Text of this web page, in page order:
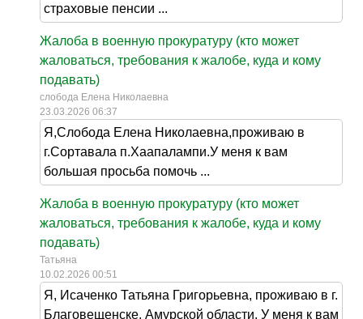
страховые пенсии ...
Жалоба в военную прокуратуру (кто может
жаловаться, требования к жалобе, куда и кому
подавать)
слобода Елена Николаевна
23.03.2026 06:37
Я,Слобода Елена Николаевна,проживаю в
г.Сортавала п.Хаапалампи.У меня к вам
большая просьба помочь ...
Жалоба в военную прокуратуру (кто может
жаловаться, требования к жалобе, куда и кому
подавать)
Татьяна
10.02.2026 00:51
Я, Исаченко Татьяна Григорьевна, проживаю в г.
Благовещенске, Амурской области. У меня к вам